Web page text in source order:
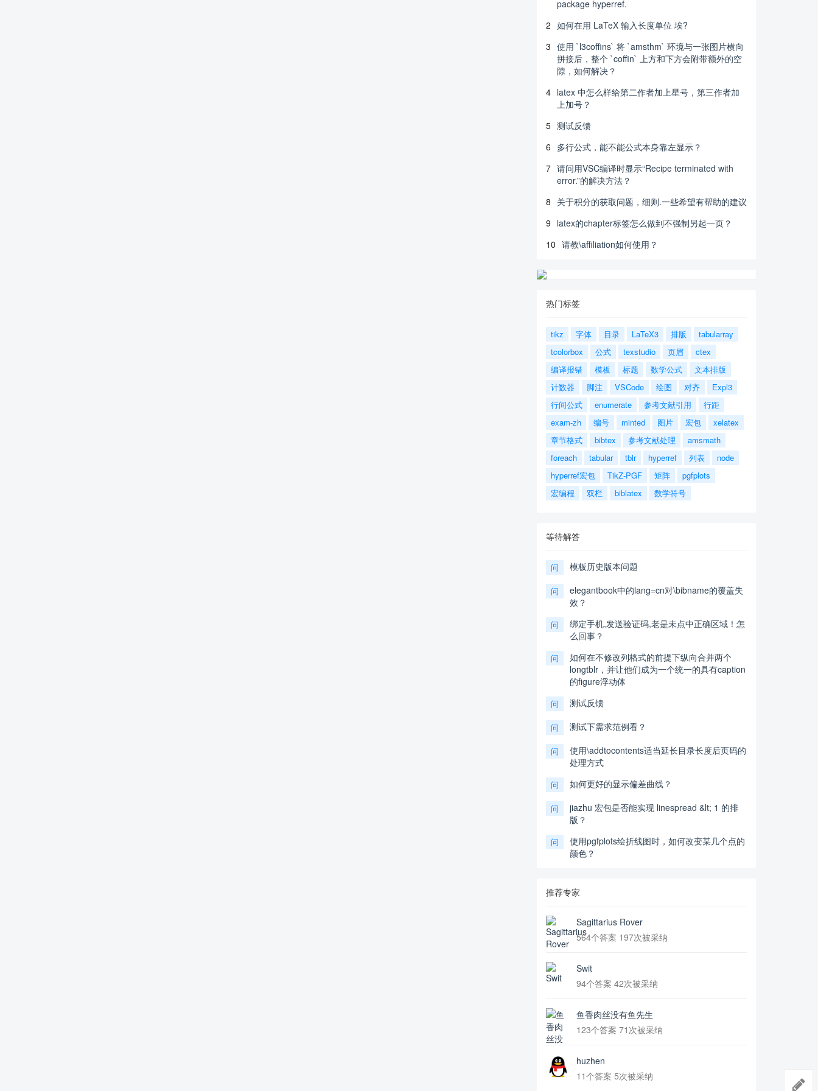
package hyperref.
2 如何在用 LaTeX 输入长度单位 埃?
3 使用 `l3coffins` 将 `amsthm` 环境与一张图片横向
拼接后，整个 `coffin` 上方和下方会附带额外的空
隙，如何解决？
4 latex 中怎么样给第二作者加上星号，第三作者加
上加号？
5 测试反馈
6 多行公式，能不能公式本身靠左显示？
7 请问用VSC编译时显示“Recipe terminated with
error.”的解决方法？
8 关于积分的获取问题，细则.一些希望有帮助的建议
9 latex的chapter标签怎么做到不强制另起一页？
10 请教\affiliation如何使用？
热门标签
tikz 字体 目录 LaTeX3 排版
tabularray
tcolorbox
公式 texstudio 页眉
ctex
编译报错
模板 标题 数学公式
文本排版
计数器
脚注 VSCode 绘图 对齐
Expl3
行间公式
enumerate 参考文献引用
行距
exam-zh
编号 minted 图片 宏包
xelatex
章节格式
bibtex 参考文献处理
amsmath
foreach
tabular tblr hyperref 列表
node
hyperref宏包
TikZ-PGF 矩阵
pgfplots
宏编程
双栏 biblatex 数学符号
等待解答
问 模板历史版本问题
问
elegantbook中的lang=cn对\bibname的覆盖失
效？
问
绑定手机,发送验证码,老是未点中正确区域！怎
么回事？
问
如何在不修改列格式的前提下纵向合并两个
longtblr，并让他们成为一个统一的具有caption
的figure浮动体
问 测试反馈
问 测试下需求范例看？
问
使用\addtocontents适当延长目录长度后页码的
处理方式
问 如何更好的显示偏差曲线？
问
jiazhu 宏包是否能实现 linespread &lt; 1 的排
版？
问
使用pgfplots绘折线图时，如何改变某几个点的
颜色？
推荐专家
Sagittarius Rover
564个答案 197次被采纳
Swit
94个答案 42次被采纳
鱼香肉丝没有鱼先生
123个答案 71次被采纳
huzhen
11个答案 5次被采纳